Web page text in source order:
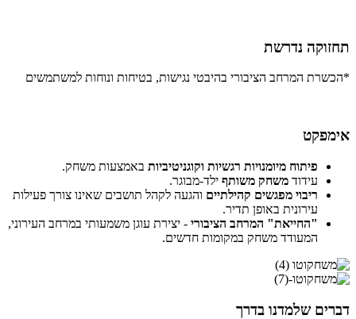
תחזוקה נדרשת
*הכשרת המרחב הציבורי בהיבטי נגישות, בטיחות ונוחות למשתמשים
אימפקט
פיתוח מיומנויות רגשיות וקוגניטיביות באמצעות משחק.
עידוד משחק משותף ילד-מבוגר.
ריבוי מפגשים קהילתיים והגעה לקהל תושבים שאינו צורך פעילות
עירונית באופן תדיר.
"החייאת" המרחב הציבורי - יצירת עוגן משמעותי במרחב העירוני,
המעודד משחק במקומות חדשים.
דברים שלמדנו בדרך